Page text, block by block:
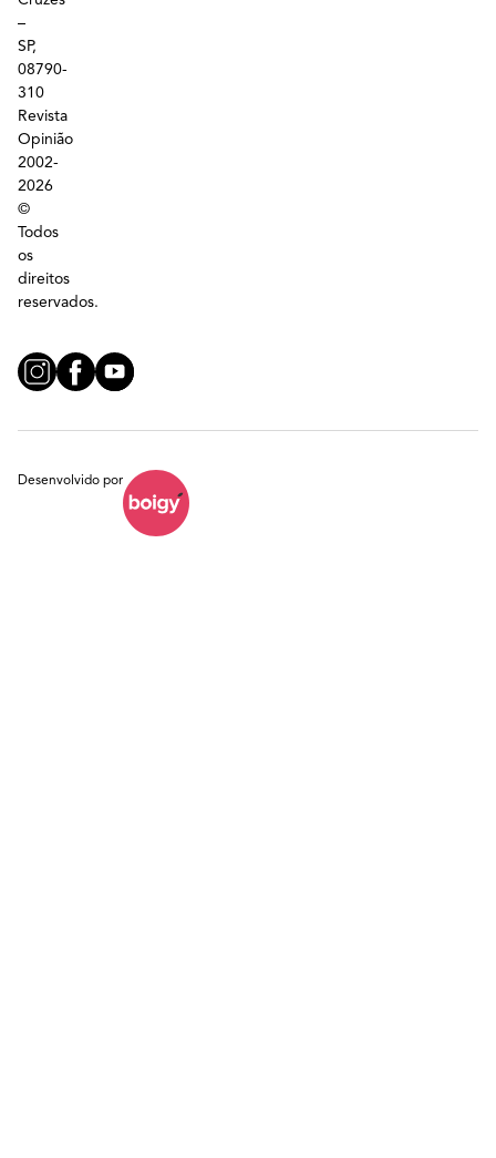
–
SP,
08790-
310
Revista
Opinião
2002-
2026
©
Todos
os
direitos
reservados.
Desenvolvido por